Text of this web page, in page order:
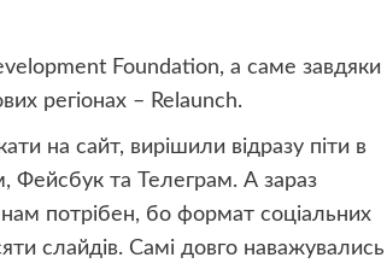
Foundation, а саме завдяки
регіонах – Relaunch.
на сайт, вирішили відразу піти в
Фейсбук та Телеграм. А зараз
потрібен, бо формат соціальних
слайдів. Самі довго наважувались